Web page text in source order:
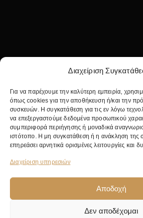
Διαχείριση
Για να παρέχουμε την καλύτερη εμπειρία,
όπως cookies για την αποθήκευση ή/και την
συσκευών. Η συγκατάθεση για τις εν λόγω
να επεξεργαστούμε δεδομένα προσωπικού
συμπεριφορά περιήγησης ή μοναδικά
ιστότοπο. Η μη συγκατάθεση ή η ανάκληση της
επηρεάσει αρνητικά ορισμένες λειτουργίες και
Διαχείριση υπηρεσιών
Αποδοχή
Δεν αποδέχομαι